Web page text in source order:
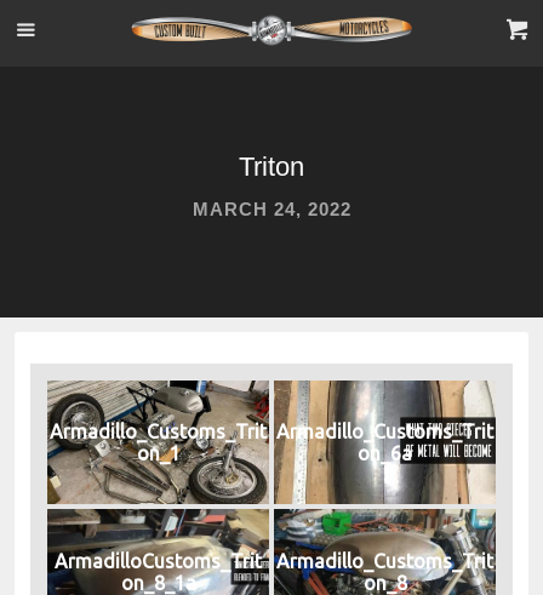
Triton
MARCH 24, 2022
Armadillo_Customs_Trit
on_1
Armadillo_Customs_Trit
on_6a
ArmadilloCustoms_Trit
on_8_1a
Armadillo_Customs_Trit
on_8